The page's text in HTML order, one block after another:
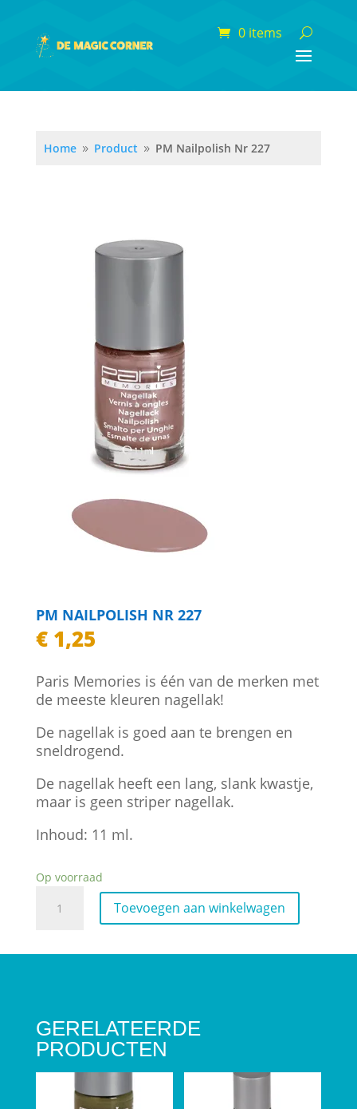
0 items
Home 9 Product 9 PM Nailpolish Nr 227
PM NAILPOLISH NR 227
€1,25
Paris Memories is één van de merken met
de meeste kleuren nagellak!
De nagellak is goed aan te brengen en
sneldrogend.
De nagellak heeft een lang, slank kwastje,
maar is geen striper nagellak.
Inhoud: 11 ml.
Op voorraad
Nailpolish
Toevoegen aan winkelwagen
GERELATEERDE
PRODUCTEN